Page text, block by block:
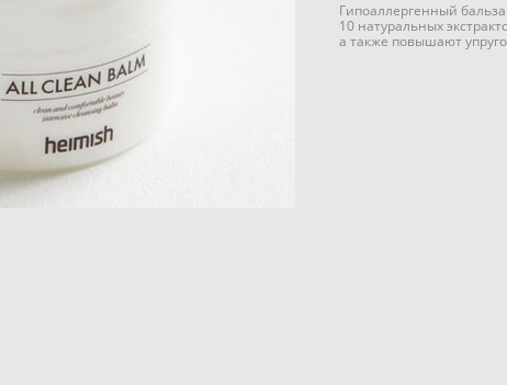
Гипоаллергенный
10 натуральных
а также повышают